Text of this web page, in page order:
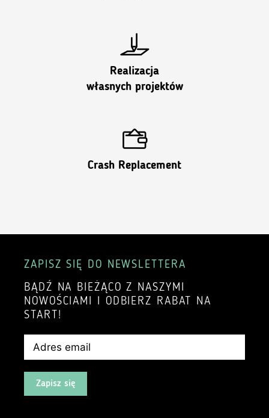
Realizacja
własnych projektów
Crash Replacement
ZAPISZ SIĘ DO NEWSLETTERA
BĄDŹ NA BIEŻĄCO Z NASZYMI
NOWOŚCIAMI I ODBIERZ RABAT NA
START!
Zapisz się